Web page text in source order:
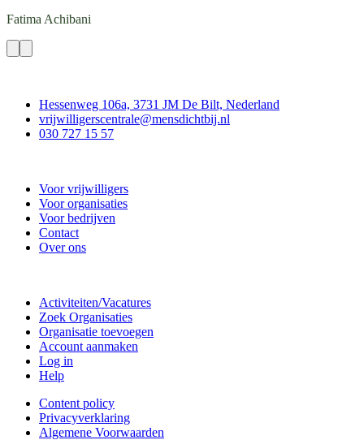
Fatima Achibani
Hessenweg 106a, 3731 JM De Bilt, Nederland
vrijwilligerscentrale@mensdichtbij.nl
030 727 15 57
Voor vrijwilligers
Voor organisaties
Voor bedrijven
Contact
Over ons
Activiteiten/Vacatures
Zoek Organisaties
Organisatie toevoegen
Account aanmaken
Log in
Help
Content policy
Privacyverklaring
Algemene Voorwaarden